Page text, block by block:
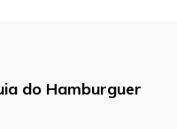
do Hamburguer